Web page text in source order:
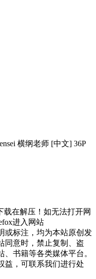
横纲老师 [中文] 36P
载在解压！如无法打开网
进入网站
或标注，均为本站原创发
同意时，禁止复制、盗
书籍等各类媒体平台。
益，可联系我们进行处